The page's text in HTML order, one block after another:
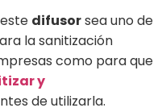
difusorsea uno de
la sanitización
como para que
y
de utilizarla.